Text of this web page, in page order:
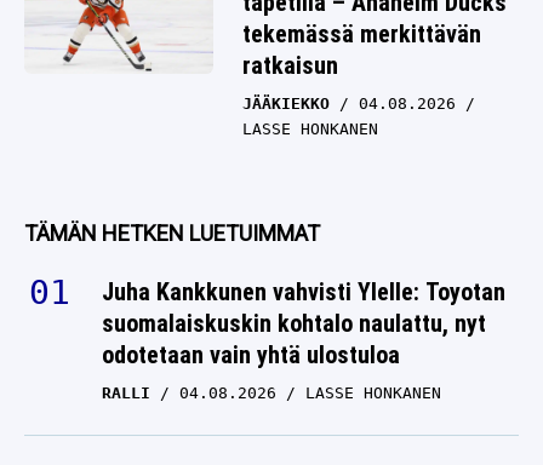
tekemässä merkittävän
ratkaisun
JÄÄKIEKKO
04.08.2026
LASSE HONKANEN
TÄMÄN HETKEN LUETUIMMAT
Juha Kankkunen vahvisti Ylelle: Toyotan
suomalaiskuskin kohtalo naulattu, nyt
odotetaan vain yhtä ulostuloa
RALLI 04.08.2026 LASSE HONKANEN